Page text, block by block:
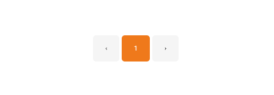
‹ 1 ›